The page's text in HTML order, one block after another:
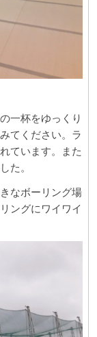
一杯をゆっくり
てください。ラ
ています。また
た。
なボーリング場
ングにワイワイ